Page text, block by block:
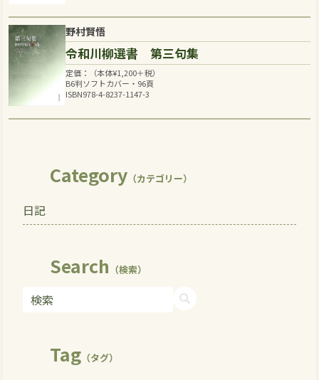
野村賢悟
令和川柳選書 第三句集
定価：（本体¥1,200＋税）
B6判ソフトカバー・96頁
ISBN978-4-8237-1147-3
Category（カテゴリー）
日記
Search （検索）
Tag（タグ）